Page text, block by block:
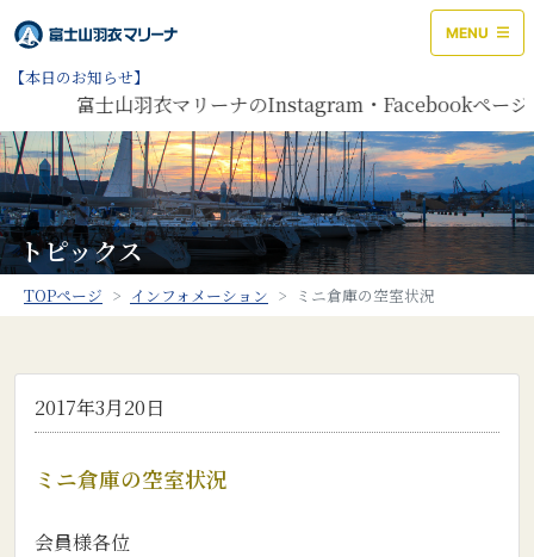
MENU
【本日のお知らせ】
富士山羽衣マリーナのInstagram・Facebookページ
トピックス
TOPページ インフォメーション ミニ倉庫の空室状況
2017年3月20日
ミニ倉庫の空室状況
会員様各位